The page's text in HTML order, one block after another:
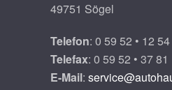
49751 Sögel
Telefon: 0 59 52 • 12 54
Telefax: 0 59 52 • 37 81
E-Mail: